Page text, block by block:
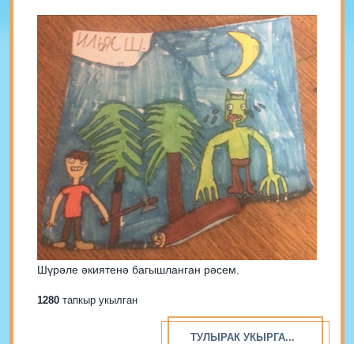
Шүрәле әкиятенә багышланган рәсем.
1280 тапкыр укылган
ТУЛЫРАК УКЫРГА...